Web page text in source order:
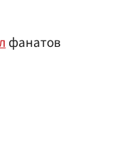
фанатов